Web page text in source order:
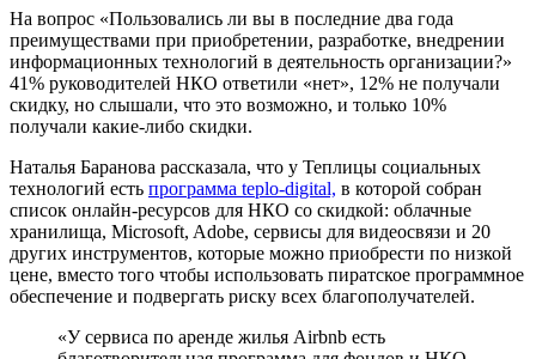
На вопрос «Пользовались ли вы в последние два года
преимуществами при приобретении, разработке, внедрении
информационных технологий в деятельность организации?»
41% руководителей НКО ответили «нет», 12% не получали
скидку, но слышали, что это возможно, и только 10%
получали какие-либо скидки.
Наталья Баранова рассказала, что у Теплицы социальных
технологий есть программа teplo-digital, в которой собран
список онлайн-ресурсов для НКО со скидкой: облачные
хранилища, Microsoft, Adobe, сервисы для видеосвязи и 20
других инструментов, которые можно приобрести по низкой
цене, вместо того чтобы использовать пиратское программное
обеспечение и подвергать риску всех благополучателей.
«У сервиса по аренде жилья Airbnb есть